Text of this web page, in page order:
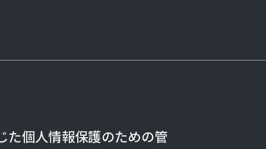
た個人情報保護のための管